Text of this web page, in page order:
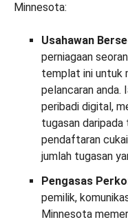
Minnesota:
Usahawan
perniagaan
templat ini untuk
pelancaran anda.
peribadi digital,
tugasan daripada
pendaftaran
jumlah tugasan
Pengasas
pemilik,
Minnesota